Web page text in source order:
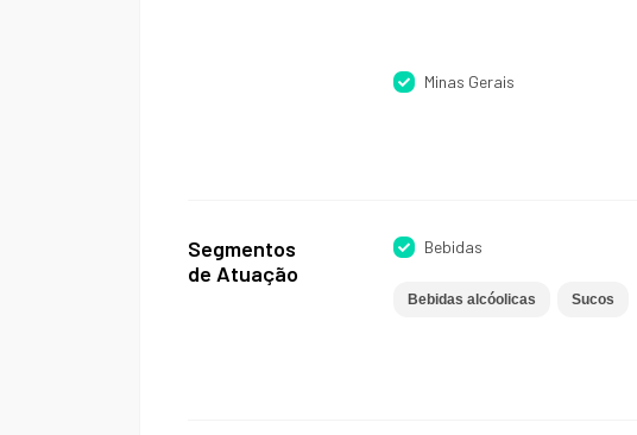
Minas Gerais
Segmentos
de Atuação
Bebidas
Bebidas alcóolicas Sucos